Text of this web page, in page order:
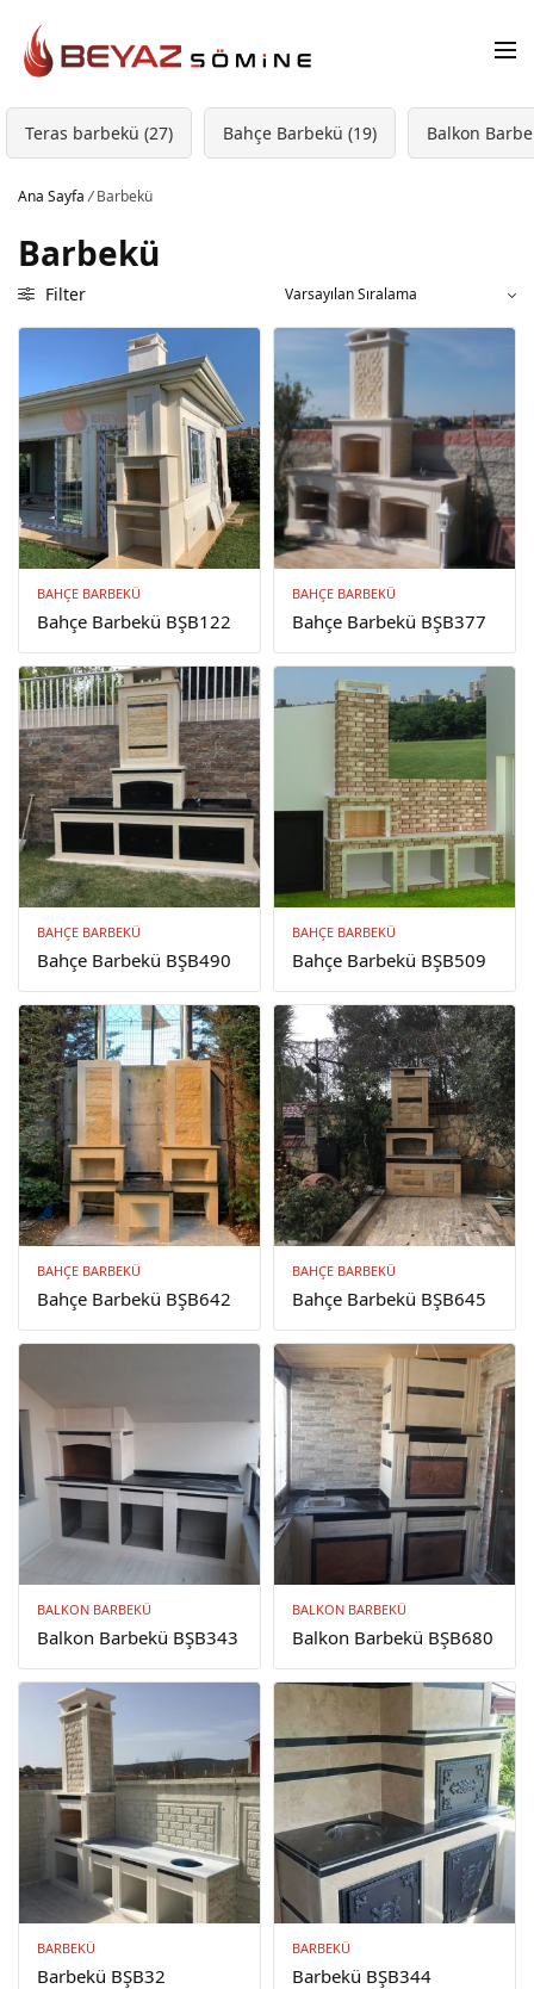
Teras barbekü (27) Bahçe Barbekü (19) Balkon
Ana Sayfa /Barbekü
Barbekü
Filter
BAHÇE BARBEKÜ
Bahçe Barbekü BŞB122
BAHÇE BARBEKÜ
Bahçe Barbekü BŞB377
BAHÇE BARBEKÜ
Bahçe Barbekü BŞB490
BAHÇE BARBEKÜ
Bahçe Barbekü BŞB509
BAHÇE BARBEKÜ
Bahçe Barbekü BŞB642
BAHÇE BARBEKÜ
Bahçe Barbekü BŞB645
BALKON BARBEKÜ
Balkon Barbekü BŞB343
BALKON BARBEKÜ
Balkon Barbekü BŞB680
BARBEKÜ
Barbekü BŞB32
BARBEKÜ
Barbekü BŞB344